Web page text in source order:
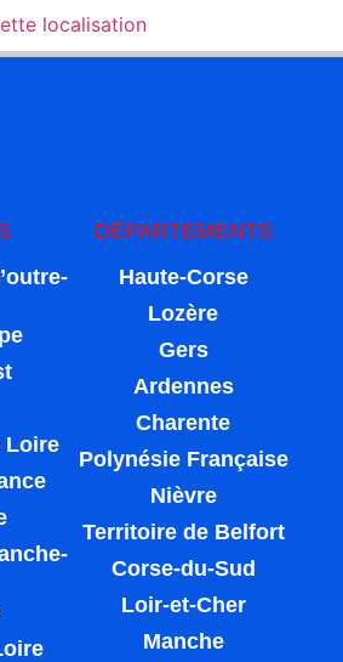
localisation
Loire
DÉPARTEMENTS
Haute-Corse
Lozère
Gers
Ardennes
Charente
Polynésie Française
Nièvre
Territoire de Belfort
Corse-du-Sud
Loir-et-Cher
Manche